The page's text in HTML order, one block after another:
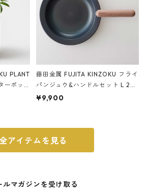
PLANT
ーポッ
藤田金属 FUJITA KINZOKU フライ
パンジュウ&ハンドルセット L 24c
m ガス火・IH対応 鉄フライパン
¥9,900
アイテムを見る
ルマガジンを受け取る